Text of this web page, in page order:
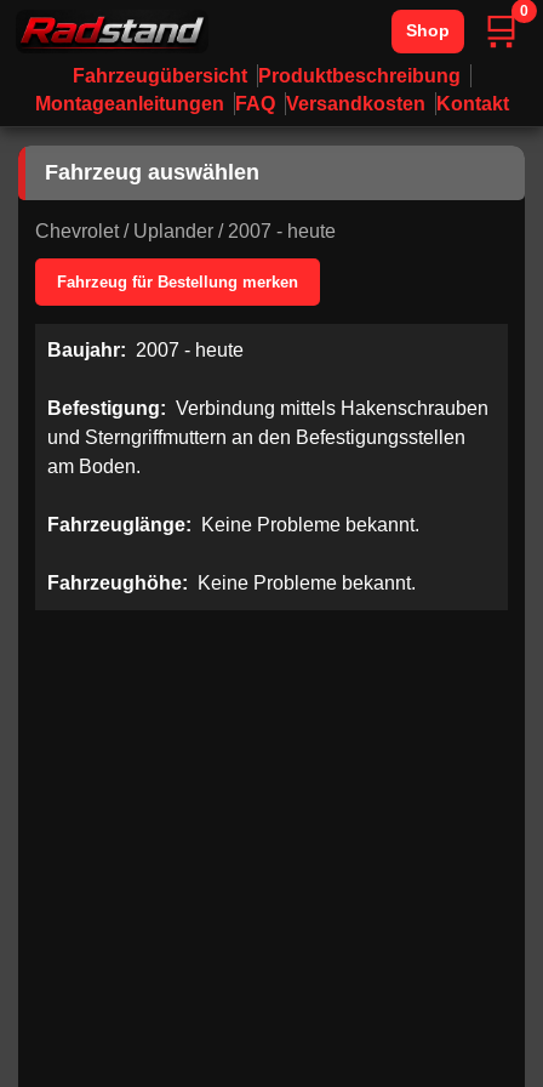
Fahrzeugübersicht
Produktbeschreibung
Montageanleitungen
FAQ Versandkosten Kontakt
Shop 🛒0
Fahrzeug auswählen
Chevrolet/ Uplander / 2007 - heute
Fahrzeug für Bestellung merken
Baujahr: 2007 - heute
Befestigung: Verbindung mittels Hakenschrauben
und Sterngriffmuttern an den Befestigungsstellen
am Boden.
Fahrzeuglänge: Keine Probleme bekannt.
Fahrzeughöhe: Keine Probleme bekannt.